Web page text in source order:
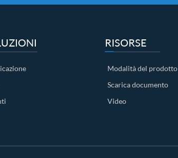
RISORSE
Modalità del prodotto
Scarica documento
Video